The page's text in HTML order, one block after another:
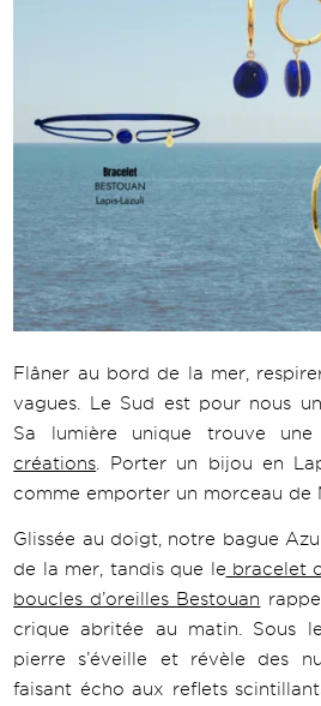
Flâner au bord de la mer,
vagues. Le Sud est pour nous
Sa lumière unique trouve une
créations . Porter un bijou en
comme emporter un morceau de
Glissée au doigt, notre bague
de la mer, tandis que le bracelet
boucles d’oreilles Bestouan
crique abritée au matin. Sous
pierre s’éveille et révèle des
faisant écho aux reflets